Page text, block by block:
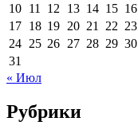
10 11 12 13 14 15 16
17 18 19 20 21 22 23
24 25 26 27 28 29 30
31
« Июл
Рубрики